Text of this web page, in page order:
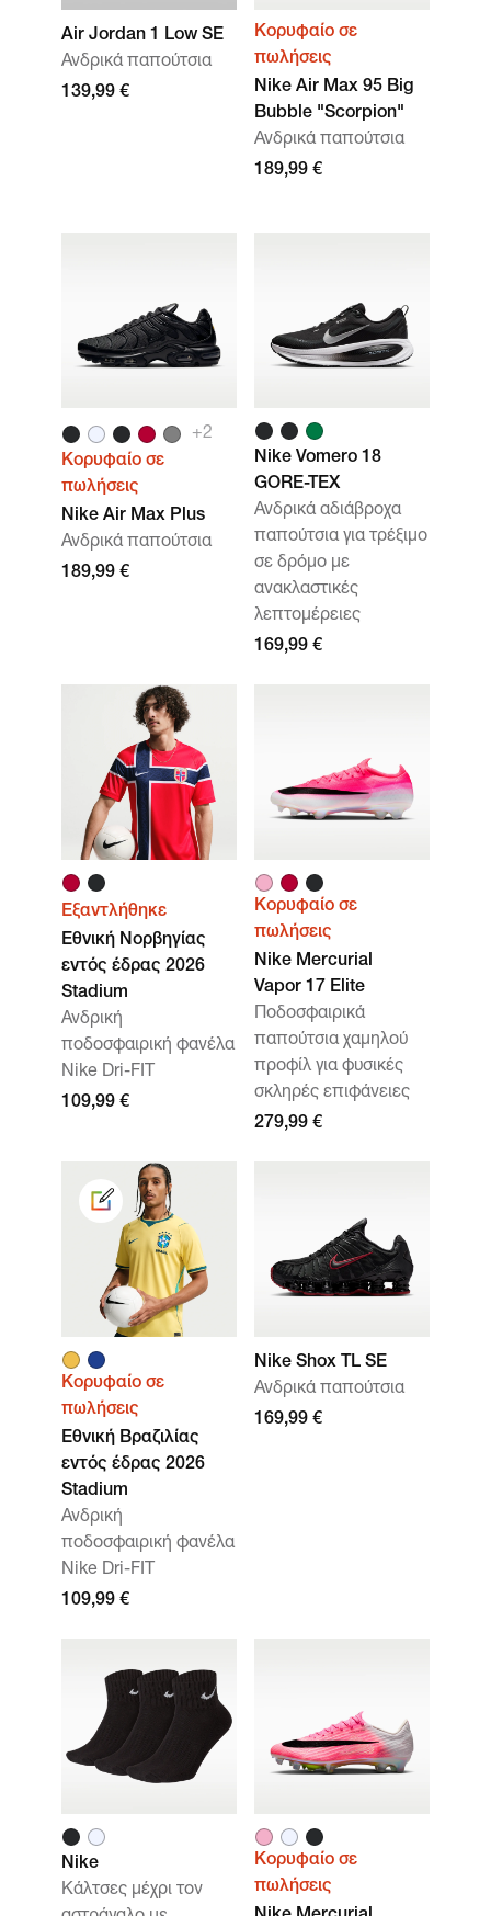
Air Jordan 1 Low SE
Ανδρικά παπούτσια
139,99 €
Κορυφαίο σε
πωλήσεις
Nike Air Max 95 Big
Bubble "Scorpion"
Ανδρικά παπούτσια
189,99 €
+2
Κορυφαίο σε
πωλήσεις
Nike Air Max Plus
Ανδρικά παπούτσια
189,99 €
Nike Vomero 18
GORE-TEX
Ανδρικά αδιάβροχα
παπούτσια για τρέξιμο
σε δρόμο με
ανακλαστικές
λεπτομέρειες
169,99 €
Εξαντλήθηκε
Εθνική Νορβηγίας
εντός έδρας 2026
Stadium
Ανδρική
ποδοσφαιρική φανέλα
Nike Dri-FIT
109,99 €
Κορυφαίο σε
πωλήσεις
Nike Mercurial
Vapor 17 Elite
Ποδοσφαιρικά
παπούτσια χαμηλού
προφίλ για φυσικές
σκληρές επιφάνειες
279,99 €
Κορυφαίο σε
πωλήσεις
Εθνική Βραζιλίας
εντός έδρας 2026
Stadium
Ανδρική
ποδοσφαιρική φανέλα
Nike Dri-FIT
109,99 €
Nike Shox TL SE
Ανδρικά παπούτσια
169,99 €
Nike
Κάλτσες μέχρι τον
Κορυφαίο σε
πωλήσεις